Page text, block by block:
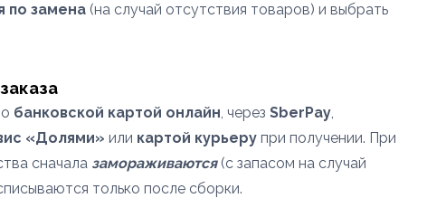
по замена (на случай отсутствия товаров) и выбрать
банковской картой онлайн, через SberPay,
«Долями» или картой курьеру при получении. При
сначала замораживаются(с запасом на случай
только после сборки.